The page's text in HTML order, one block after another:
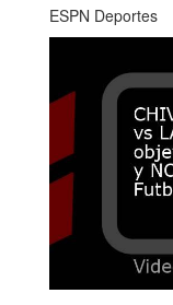
ESPN Deportes